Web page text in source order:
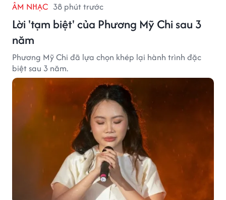
ÂM NHẠC 38 phút trước
Lời 'tạm biệt' của Phương Mỹ Chi sau 3
năm
Phương Mỹ Chi đã lựa chọn khép lại hành trình đặc
biệt sau 3 năm.